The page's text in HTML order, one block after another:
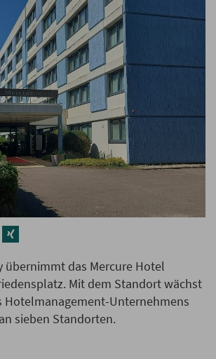
übernimmt das Mercure Hotel
Mit dem Standort wächst
Hotelmanagement-Unternehmens
sieben Standorten.